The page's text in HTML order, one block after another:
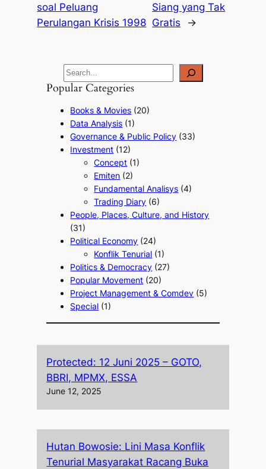
soal Peluang
Perulangan Krisis 1998
Siang yang Tak
Gratis
→
Popular Categories
Books & Movies (20)
Data Analysis (1)
Governance & Public Policy (33)
Investment (12)
Concept (1)
Emiten (2)
Fundamental Analisys (4)
Trading Diary (6)
People, Places, Culture, and History
(31)
Political Economy (24)
Konflik Tenurial (1)
Politics & Democracy (27)
Popular Movement (20)
Project Management & Comdev (5)
Special (1)
Protected: 12 Juni 2025 – GOTO,
BBRI, MPMX, ESSA
June 12, 2025
Hutan Bowosie: Lini Masa Konflik
Tenurial Masyarakat Racang Buka